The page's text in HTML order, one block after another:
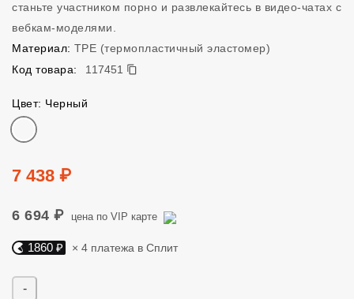
станьте участником порно и развлекайтесь в видео-чатах с
вебкам-моделями.
Материал: TPE (термопластичный эластомер)
Код товара:
117451
117451
Цвет: Черный
Цвет
Цена
7 438 ₽
6 694 ₽ цена по VIP карте
Яндекс Сплит. 1860 руб, 4 платежа в Сплит
1860 ₽ × 4 платежа в Сплит